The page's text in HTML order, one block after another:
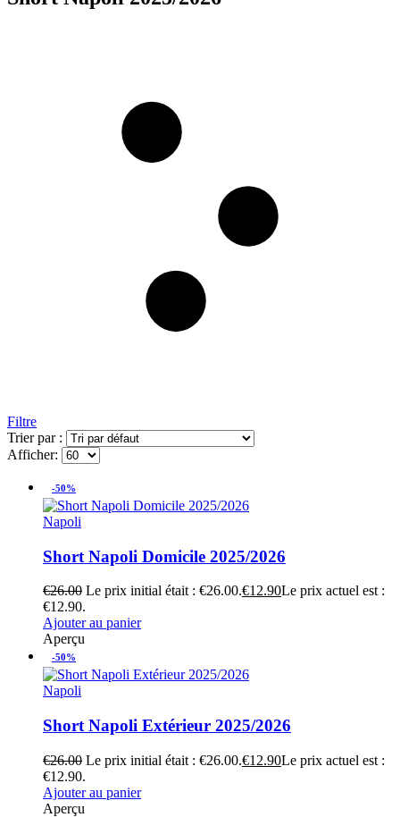
Filtre
Trier par :
Afficher:
-50%
Napoli
Short Napoli Domicile 2025/2026
€26.00 Le prix initial était : €26.00.€12.90Le prix actuel est :
€12.90.
Ajouter au panier
Aperçu
-50%
Napoli
Short Napoli Extérieur 2025/2026
€26.00 Le prix initial était : €26.00.€12.90Le prix actuel est :
€12.90.
Ajouter au panier
Aperçu